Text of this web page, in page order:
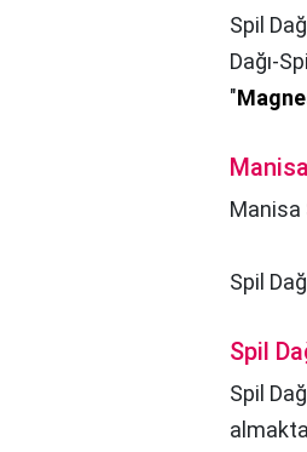
Spil
Dağı-
"
Manisa
Spil
Spil
Spil